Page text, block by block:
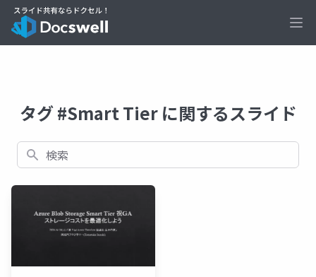
タグ #Smart Tier に関するスライド
検索